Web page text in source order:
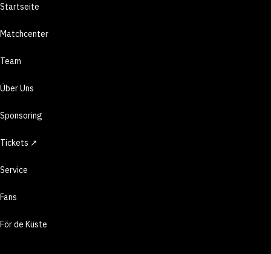
Startseite
Matchcenter
Team
Über Uns
Sponsoring
Tickets ↗
Service
Fans
För de Küste